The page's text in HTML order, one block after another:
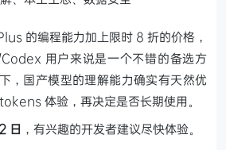
的编程能力加上限时 8 折的价格，
用户来说是一个不错的备选方
，国产模型的理解能力确实有天然优
体验，再决定是否长期使用。
日 ，有兴趣的开发者建议尽快体验。